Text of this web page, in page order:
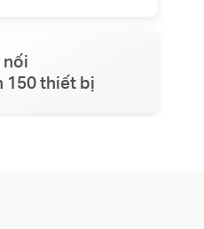
nối
150 thiết bị